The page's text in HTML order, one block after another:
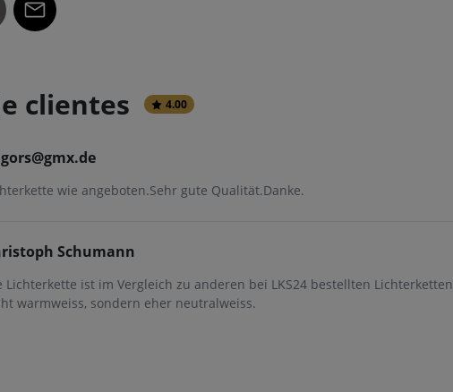
clientes 4.00
wie angeboten.Sehr gute Qualität.Danke.
Schumann
Lichterkette ist im Vergleich zu anderen bei LKS24 bestellten Lichterketten
warmweiss, sondern eher neutralweiss.